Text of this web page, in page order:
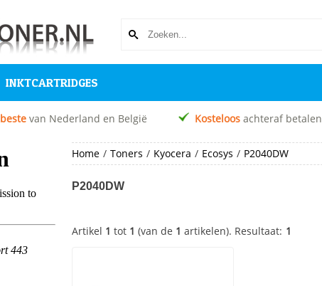
INKTCARTRIDGES
beste van Nederland en België Kosteloos achteraf betalen
Home / Toners / Kyocera / Ecosys / P2040DW
P2040DW
Artikel 1 tot 1 (van de 1 artikelen). Resultaat: 1